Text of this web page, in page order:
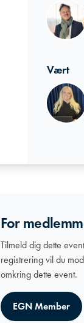
Vært
For
Tilmeld dig dette
registrering vil du
omkring dette event.
EGN Member